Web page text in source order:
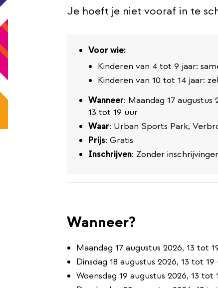
Je hoeft je niet vooraf in te
Voor wie:
Kinderen van 4 tot 9 jaar:
Kinderen van 10 tot 14 jaar:
Wanneer: Maandag 17
13 tot 19 uur
Waar: Urban Sports Park,
Prijs: Gratis
Inschrijven: Zonder
Wanneer?
Maandag 17 augustus 2026, 13 tot
Dinsdag 18 augustus 2026, 13 tot 19
Woensdag 19 augustus 2026, 13 tot